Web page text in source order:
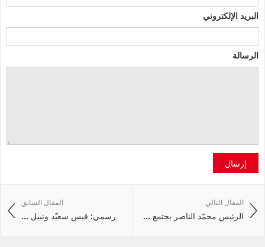
البريد الإلكتروني
الرسالة
إرسال
المقال السابق
رسمي: قيس سعيّد ونبيل ...
المقال التالي
الرئيس محمّد الناصر يجتمع ...